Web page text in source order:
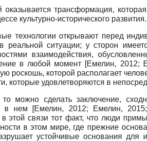
оказывается трансформация,
культурно-исторического развития.
технологии открывают перед
ситуации; у сторон
взаимодействия,
в любой момент [Емелин, 2012;
роскошь, которой располагает
которые удовлетворяются в
можно сделать заключение,
в нем [Емелин, 2012; Емелин, 2015;
связи тот факт, что люди
в этом мире, где прежние
устойчивые основания